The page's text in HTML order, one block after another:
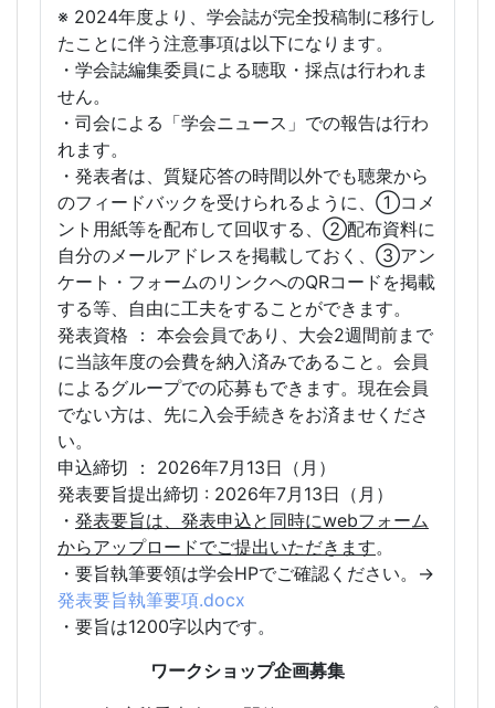
※ 2024年度より、学会誌が完全投稿制に移行し
たことに伴う注意事項は以下になります。
・学会誌編集委員による聴取・採点は行われま
せん。
・司会による「学会ニュース」での報告は行わ
れます。
・発表者は、質疑応答の時間以外でも聴衆から
のフィードバックを受けられるように、①コメ
ント用紙等を配布して回収する、②配布資料に
自分のメールアドレスを掲載しておく、③アン
ケート・フォームのリンクへのQRコードを掲載
する等、自由に工夫をすることができます。
発表資格 ： 本会会員であり、大会2週間前まで
に当該年度の会費を納入済みであること。会員
によるグループでの応募もできます。現在会員
でない方は、先に入会手続きをお済ませくださ
い。
申込締切 ： 2026年7月13日（月）
発表要旨提出締切 : 2026年7月13日（月）
・ 発表要旨は、発表申込と同時にwebフォーム
からアップロードでご提出いただきます。
・要旨執筆要領は学会HPでご確認ください。→
発表要旨執筆要項.docx
・要旨は1200字以内です。
ワークショップ企画募集